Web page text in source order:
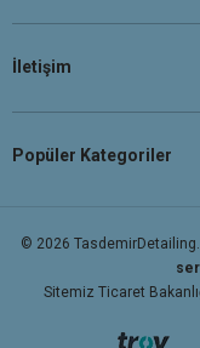
İletişim
Popüler Kategoriler
© 2026
Sitemiz Ticaret